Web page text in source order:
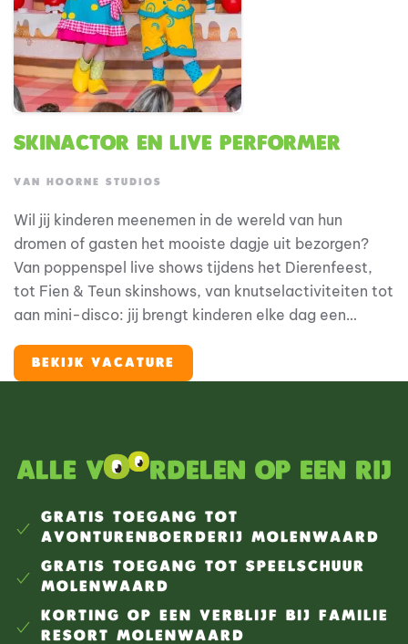
Skinactor en live performer
VAN HOORNE STUDIOS
Wil jij kinderen meenemen in de wereld van hun
dromen of gasten het mooiste dagje uit bezorgen?
Van poppenspel live shows tijdens het Dierenfeest,
tot Fien & Teun skinshows, van knutselactiviteiten tot
aan mini-disco: jij brengt kinderen elke dag een
creativiteit? En zoek je een plek waar je zowel kan
spelen, zingen als entertainment geven?
BEKIJK VACATURE
Alle v rdelen op een rij
GRATIS TOEGANG TOT
AVONTURENBOERDERIJ MOLENWAARD
GRATIS TOEGANG TOT SPEELSCHUUR
MOLENWAARD
KORTING OP EEN VERBLIJF BIJ FAMILIE
RESORT MOLENWAARD